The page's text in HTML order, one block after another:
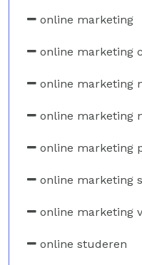
online marketing
online marketing
online marketing
online marketing
online marketing
online marketing
online marketing
online studeren